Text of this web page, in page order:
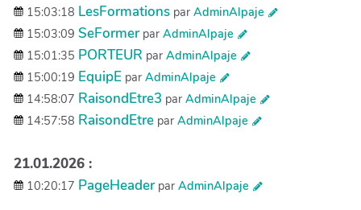
15:03:18 LesFormations par AdminAlpaje
15:03:09 SeFormer par AdminAlpaje
15:01:35 PORTEUR par AdminAlpaje
15:00:19 EquipE par AdminAlpaje
14:58:07 RaisondEtre3 par AdminAlpaje
14:57:58 RaisondEtre par AdminAlpaje
21.01.2026 :
10:20:17 PageHeader par AdminAlpaje